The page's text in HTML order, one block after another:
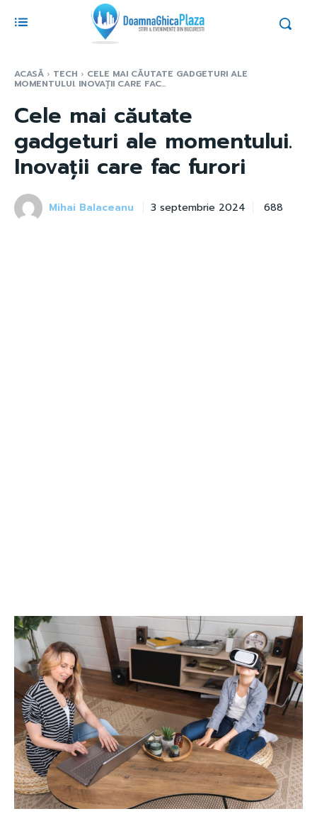
ACASĂ TECH CELE MAI CĂUTATE GADGETURI ALE
MOMENTULUI. INOVAȚII CARE FAC...
Cele mai căutate
gadgeturi ale momentului.
Inovații care fac furori
Mihai Balaceanu 3 septembrie 2024 688